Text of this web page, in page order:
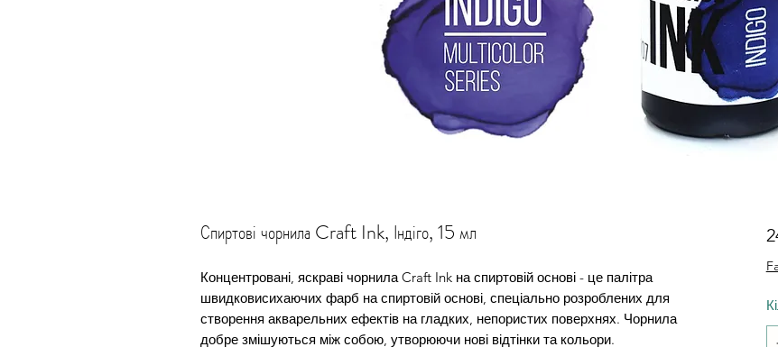
Спиртові чорнила Craft Ink, Індіго, 15 мл
Концентровані, яскраві чорнила Craft Ink на спиртовій основі - це палітра
швидковисихаючих фарб на спиртовій основі, спеціально розроблених для
створення акварельних ефектів на гладких, непористих поверхнях. Чорнила
добре змішуються між собою, утворюючи нові відтінки та кольори.